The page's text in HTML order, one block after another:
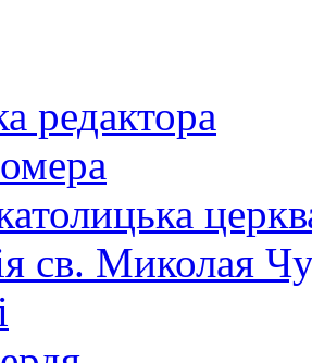
редактора
св. Миколая